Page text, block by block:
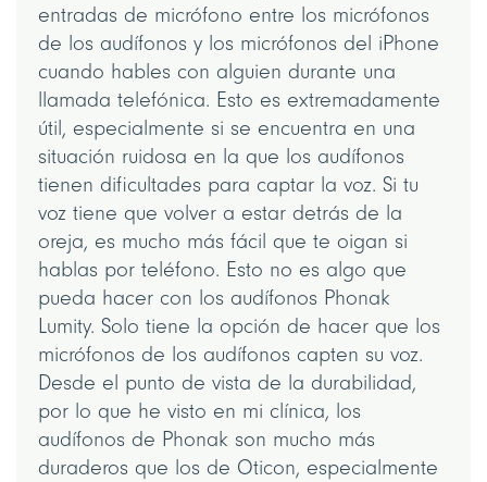
entradas de micrófono entre los micrófonos
de los audífonos y los micrófonos del iPhone
cuando hables con alguien durante una
llamada telefónica. Esto es extremadamente
útil, especialmente si se encuentra en una
situación ruidosa en la que los audífonos
tienen dificultades para captar la voz. Si tu
voz tiene que volver a estar detrás de la
oreja, es mucho más fácil que te oigan si
hablas por teléfono. Esto no es algo que
pueda hacer con los audífonos Phonak
Lumity. Solo tiene la opción de hacer que los
micrófonos de los audífonos capten su voz.
Desde el punto de vista de la durabilidad,
por lo que he visto en mi clínica, los
audífonos de Phonak son mucho más
duraderos que los de Oticon, especialmente